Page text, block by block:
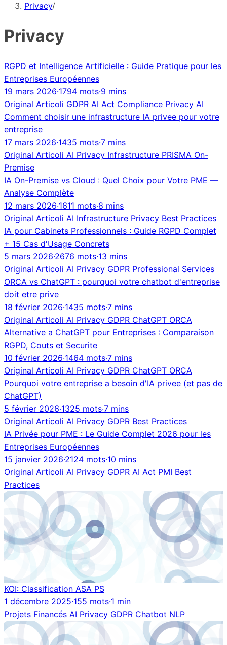
Privacy/
Privacy
RGPD et Intelligence Artificielle : Guide Pratique pour les
Entreprises Européennes
19 mars 2026·1794 mots·9 mins
Original Articoli GDPR AI Act Compliance Privacy AI
Comment choisir une infrastructure IA privee pour votre
entreprise
17 mars 2026·1435 mots·7 mins
Original Articoli AI Privacy Infrastructure PRISMA On-
Premise
IA On-Premise vs Cloud : Quel Choix pour Votre PME —
Analyse Complète
12 mars 2026·1611 mots·8 mins
Original Articoli AI Infrastructure Privacy Best Practices
IA pour Cabinets Professionnels : Guide RGPD Complet
+ 15 Cas d'Usage Concrets
5 mars 2026·2676 mots·13 mins
Original Articoli AI Privacy GDPR Professional Services
ORCA vs ChatGPT : pourquoi votre chatbot d'entreprise
doit etre prive
18 février 2026·1435 mots·7 mins
Original Articoli AI Privacy GDPR ChatGPT ORCA
Alternative a ChatGPT pour Entreprises : Comparaison
RGPD, Couts et Securite
10 février 2026·1464 mots·7 mins
Original Articoli AI Privacy GDPR ChatGPT ORCA
Pourquoi votre entreprise a besoin d'IA privee (et pas de
ChatGPT)
5 février 2026·1325 mots·7 mins
Original Articoli AI Privacy GDPR Best Practices
IA Privée pour PME : Le Guide Complet 2026 pour les
Entreprises Européennes
15 janvier 2026·2124 mots·10 mins
Original Articoli AI Privacy GDPR AI Act PMI Best
Practices
KOI: Classification ASA PS
1 décembre 2025·155 mots·1 min
Projets Financés AI Privacy GDPR Chatbot NLP